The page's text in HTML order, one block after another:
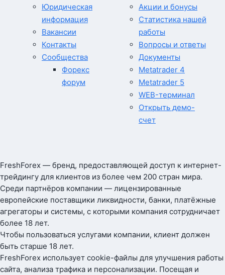
Юридическая
информация
Вакансии
Контакты
Сообщества
Форекс
форум
Акции и бонусы
Статистика нашей
работы
Вопросы и ответы
Документы
Metatrader 4
Metatrader 5
WEB-терминал
Открыть демо-
счет
FreshForex — бренд, предоставляющей доступ к интернет-
трейдингу для клиентов из более чем 200 стран мира.
Среди партнёров компании — лицензированные
европейские поставщики ликвидности, банки, платёжные
агрегаторы и системы, с которыми компания сотрудничает
более 18 лет.
Чтобы пользоваться услугами компании, клиент должен
быть старше 18 лет.
FreshForex использует cookie-файлы для улучшения работы
сайта, анализа трафика и персонализации. Посещая и